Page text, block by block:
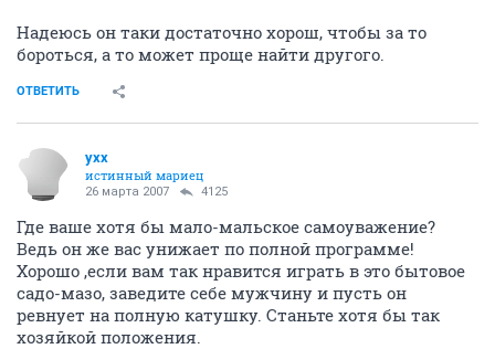
Надеюсь он таки достаточно хорош, чтобы за то
бороться, а то может проще найти другого.
ОТВЕТИТЬ
yxx
истинный мариец
26 марта 2007 4125
Где ваше хотя бы мало-мальское самоуважение?
Ведь он же вас унижает по полной программе!
Хорошо ,если вам так нравится играть в это бытовое
садо-мазо, заведите себе мужчину и пусть он
ревнует на полную катушку. Станьте хотя бы так
хозяйкой положения.